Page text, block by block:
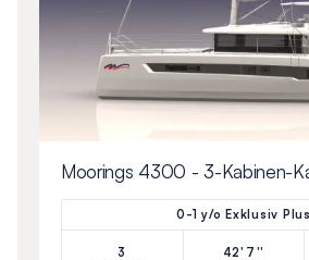
Moorings 4300 - 3-Kabinen-
0-1 y/o Exklusiv Plus
3
42'7''